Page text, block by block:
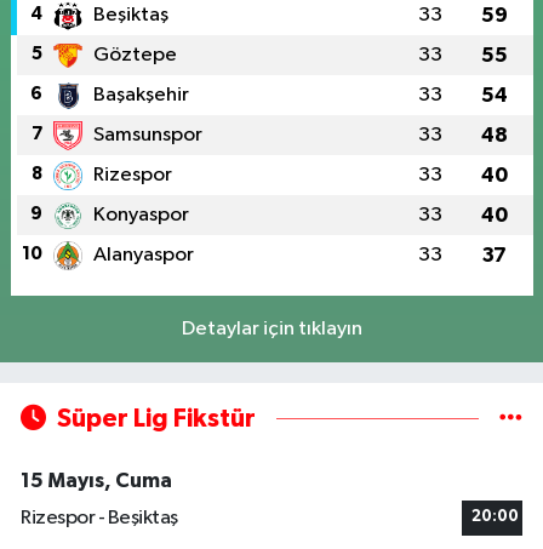
4 Beşiktaş 33 59
5 Göztepe 33 55
6 Başakşehir 33 54
7 Samsunspor 33 48
8 Rizespor 33 40
9 Konyaspor 33 40
10 Alanyaspor 33 37
Detaylar için tıklayın
Süper Lig Fikstür
15 Mayıs, Cuma
Rizespor - Beşiktaş
20:00